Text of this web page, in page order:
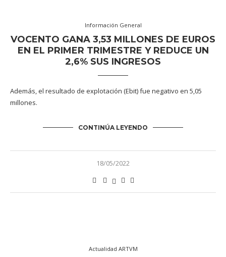
Información General
VOCENTO GANA 3,53 MILLONES DE EUROS
EN EL PRIMER TRIMESTRE Y REDUCE UN
2,6% SUS INGRESOS
Además, el resultado de explotación (Ebit) fue negativo en 5,05
millones.
CONTINÚA LEYENDO
18/05/2022
Actualidad ARTVM